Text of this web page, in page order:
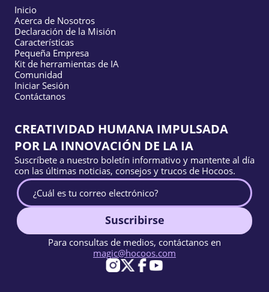
Inicio
Acerca de Nosotros
Declaración de la Misión
Características
Pequeña Empresa
Kit de herramientas de IA
Comunidad
Iniciar Sesión
Contáctanos
CREATIVIDAD HUMANA IMPULSADA
POR LA INNOVACIÓN DE LA IA
Suscríbete a nuestro boletín informativo y mantente al día
con las últimas noticias, consejos y trucos de Hocoos.
Suscribirse
Para consultas de medios, contáctanos en
magic@hocoos.com